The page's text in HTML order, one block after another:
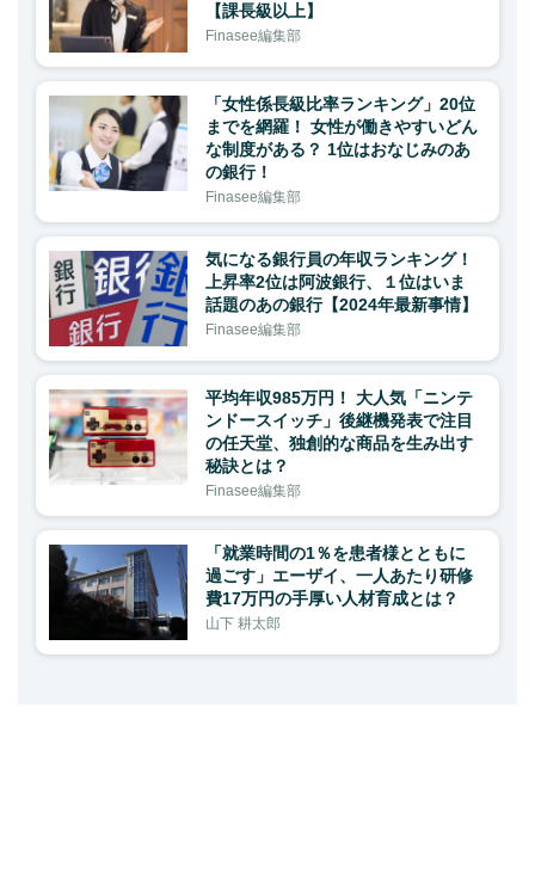
【課長級以上】
Finasee編集部
「女性係長級比率ランキング」20位
までを網羅！ 女性が働きやすいどん
な制度がある？ 1位はおなじみのあ
の銀行！
Finasee編集部
気になる銀行員の年収ランキング！
上昇率2位は阿波銀行、１位はいま
話題のあの銀行【2024年最新事情】
Finasee編集部
平均年収985万円！ 大人気「ニンテ
ンドースイッチ」後継機発表で注目
の任天堂、独創的な商品を生み出す
秘訣とは？
Finasee編集部
「就業時間の1％を患者様とともに
過ごす」エーザイ、一人あたり研修
費17万円の手厚い人材育成とは？
山下 耕太郎